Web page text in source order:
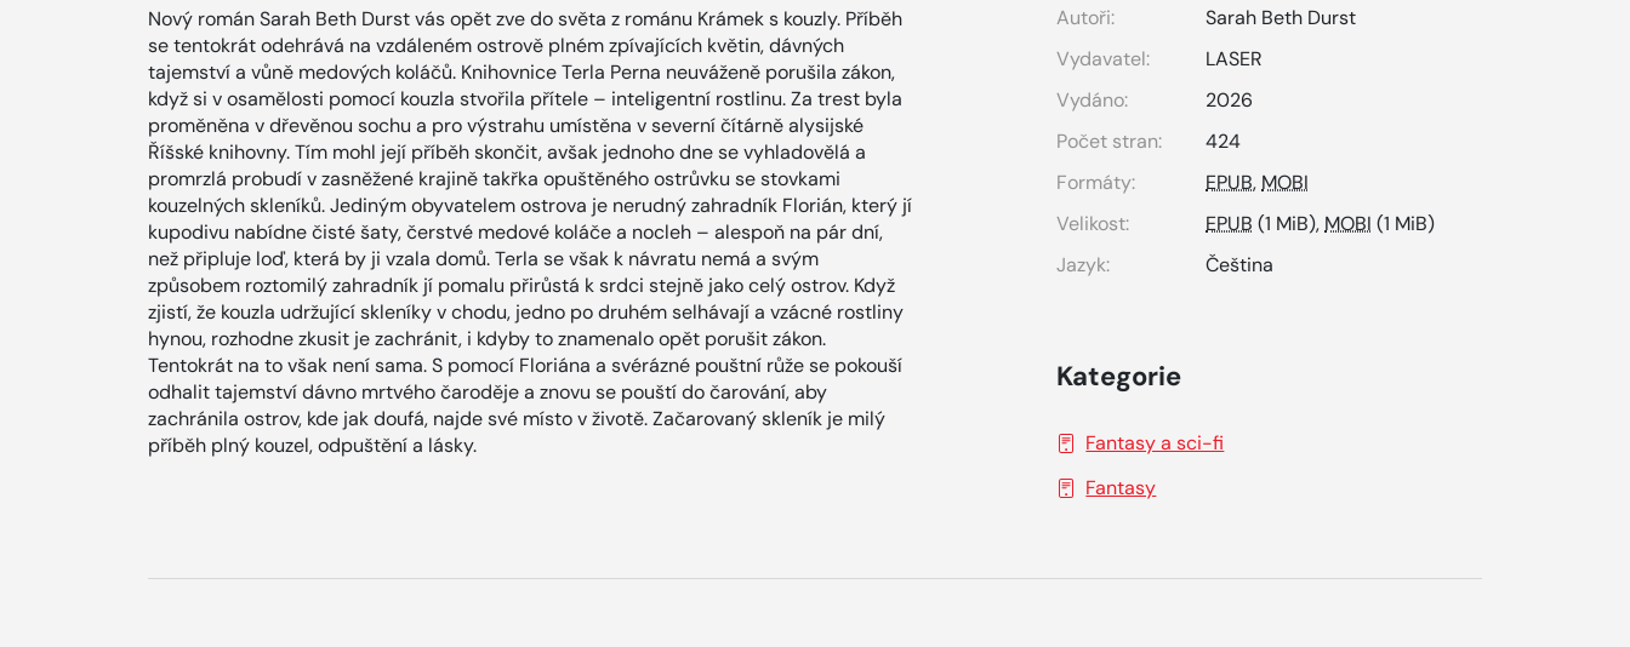
Nový román Sarah Beth Durst vás opět zve do světa z románu Krámek s kouzly. Příběh
se tentokrát odehrává na vzdáleném ostrově plném zpívajících květin, dávných
tajemství a vůně medových koláčů. Knihovnice Terla Perna neuváženě porušila zákon,
když si v osamělosti pomocí kouzla stvořila přítele – inteligentní rostlinu. Za trest byla
proměněna v dřevěnou sochu a pro výstrahu umístěna v severní čítárně alysijské
Říšské knihovny. Tím mohl její příběh skončit, avšak jednoho dne se vyhladovělá a
promrzlá probudí v zasněžené krajině takřka opuštěného ostrůvku se stovkami
kouzelných skleníků. Jediným obyvatelem ostrova je nerudný zahradník Florián, který jí
kupodivu nabídne čisté šaty, čerstvé medové koláče a nocleh – alespoň na pár dní,
než připluje loď, která by ji vzala domů. Terla se však k návratu nemá a svým
způsobem roztomilý zahradník jí pomalu přirůstá k srdci stejně jako celý ostrov. Když
zjistí, že kouzla udržující skleníky v chodu, jedno po druhém selhávají a vzácné rostliny
hynou, rozhodne zkusit je zachránit, i kdyby to znamenalo opět porušit zákon.
Tentokrát na to však není sama. S pomocí Floriána a svérázné pouštní růže se pokouší
odhalit tajemství dávno mrtvého čaroděje a znovu se pouští do čarování, aby
zachránila ostrov, kde jak doufá, najde své místo v životě. Začarovaný skleník je milý
příběh plný kouzel, odpuštění a lásky.
Autoři:
Sarah Beth Durst
Vydavatel:
LASER
Vydáno:
2026
Počet stran:
424
Formáty:
EPUB, MOBI
Velikost:
EPUB (1 MiB), MOBI (1 MiB)
Jazyk:
Čeština
Kategorie
Fantasy a sci-fi
Fantasy